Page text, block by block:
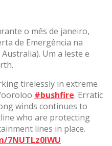
o mês de janeiro,
de Emergência na
Um a leste e
tirelessly in extreme
#bushfire. Erratic
winds continues to
who are protecting
lines in place.